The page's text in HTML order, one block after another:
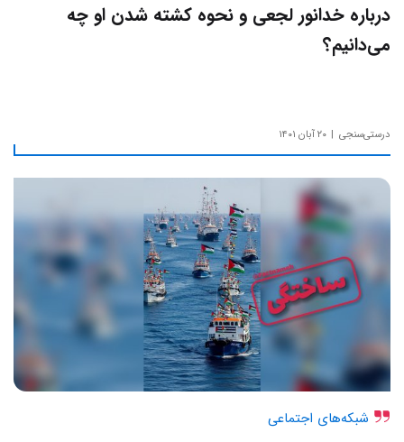
درباره خدانور لجعی و نحوه کشته شدن او چه
می‌دانیم؟
درستی‌سنجی ۲۰ آبان ۱۴۰۱
شبکه‌های اجتماعی